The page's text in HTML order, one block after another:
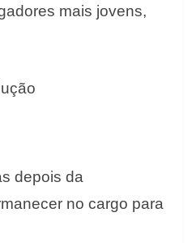
mais jovens,
depois da
no cargo para